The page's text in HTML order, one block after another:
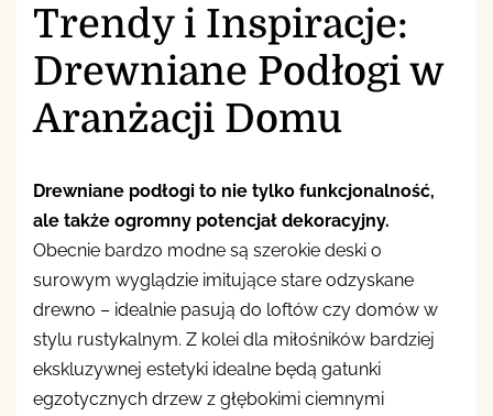
Trendy i Inspiracje:
Drewniane Podłogi w
Aranżacji Domu
Drewniane podłogi to nie tylko funkcjonalność,
ale także ogromny potencjał dekoracyjny.
Obecnie bardzo modne są szerokie deski o
surowym wyglądzie imitujące stare odzyskane
drewno – idealnie pasują do loftów czy domów w
stylu rustykalnym. Z kolei dla miłośników bardziej
ekskluzywnej estetyki idealne będą gatunki
egzotycznych drzew z głębokimi ciemnymi